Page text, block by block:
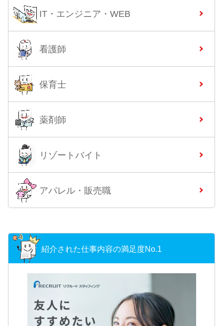
IT・エンジニア・WEB
看護師
保育士
薬剤師
リゾートバイト
アパレル・販売職
紹介された仕事内容の満足度No.1